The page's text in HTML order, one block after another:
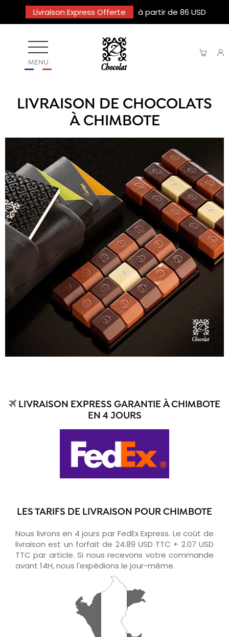
Livraison Express Offerte à partir de 86 USD
MENU
LIVRAISON DE CHOCOLATS
À CHIMBOTE
LIVRAISON EXPRESS GARANTIE À CHIMBOTE
EN 4 JOURS
LES TARIFS DE LIVRAISON POUR CHIMBOTE
Nous livrons en 4 jours par FedEx Express. Le coût de
livraison est un forfait de 24.89 USD TTC + 2.07 USD
TTC par article. Si nous recevons votre commande
avant 14H, nous l'expédions le jour-même.